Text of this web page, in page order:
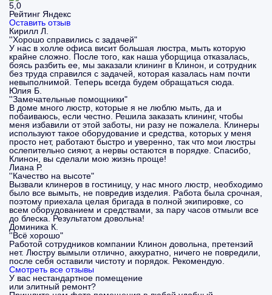
5,0
Рейтинг Яндекс
Оставить отзыв
Кирилл Л.
''Хорошо справились с задачей"
У нас в холле офиса висит большая люстра, мыть которую
крайне сложно. После того, как наша уборщица отказалась,
боясь разбить ее, мы заказали клининг в Клинон, и сотрудник
без труда справился с задачей, которая казалась нам почти
невыполнимой. Теперь всегда будем обращаться сюда.
Юлия Б.
''Замечательные помощники"
В доме много люстр, которые я не люблю мыть, да и
побаиваюсь, если честно. Решила заказать клининг, чтобы
меня избавили от этой заботы, ни разу не пожалела. Клинеры
используют такое оборудование и средства, которых у меня
просто нет, работают быстро и уверенно, так что мои люстры
ослепительно сияют, а нервы остаются в порядке. Спасибо,
Клинон, вы сделали мою жизнь проще!
Лиана Р.
''Качество на высоте"
Вызвали клинеров в гостиницу, у нас много люстр, необходимо
было все вымыть, не повредив изделия. Работа была срочная,
поэтому приехала целая бригада в полной экипировке, со
всем оборудованием и средствами, за пару часов отмыли все
до блеска. Результатом довольна!
Доминика К.
''Всё хорошо"
Работой сотрудников компании Клинон довольна, претензий
нет. Люстру вымыли отлично, аккуратно, ничего не повредили,
после себя оставили чистоту и порядок. Рекомендую.
Смотреть все отзывы
У вас нестандартное помещение
или элитный ремонт?